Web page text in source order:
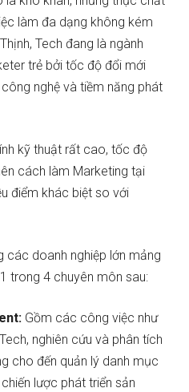
làm đa dạng không kém
Tech đang là ngành
trẻ bởi tốc độ đổi mới
nghệ và tiềm năng phát
kỹ thuật rất cao, tốc độ
cách làm Marketing tại
điểm khác biệt so với
các doanh nghiệp lớn mảng
trong 4 chuyên môn sau:
Gồm các công việc như
nghiên cứu và phân tích
cho đến quản lý danh mục
lược phát triển sản